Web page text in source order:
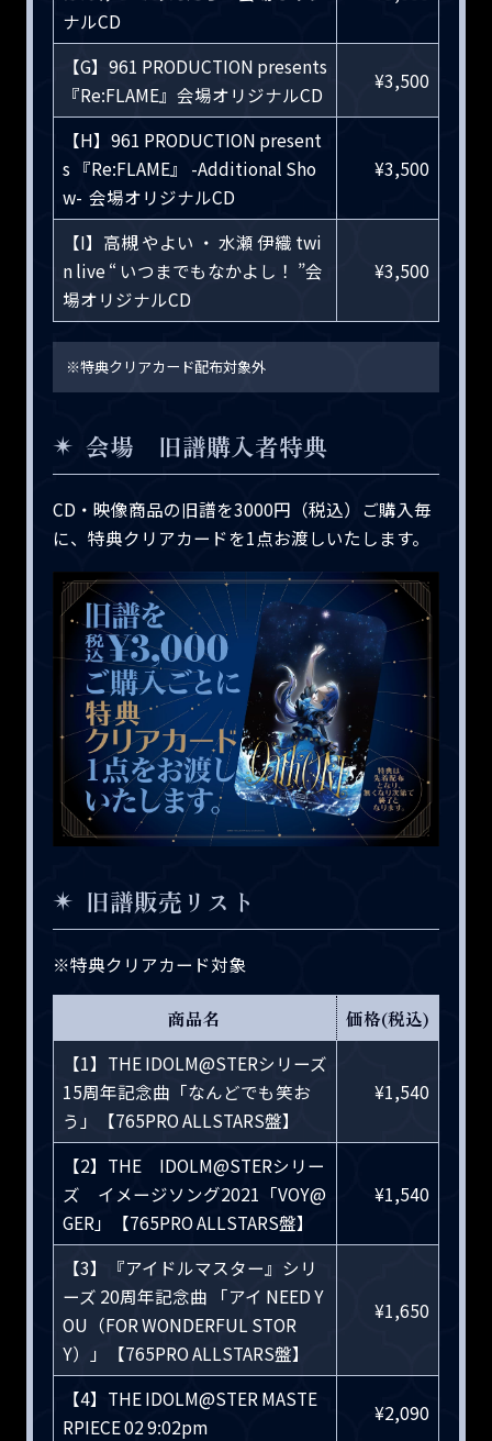
ナルCD
【G】961 PRODUCTION presents
『Re:FLAME』会場オリジナルCD
¥3,500
【H】961 PRODUCTION present
s 『Re:FLAME』 -Additional Sho
w- 会場オリジナルCD
¥3,500
【I】高槻 やよい ・ 水瀬 伊織 twi
n live “ いつまでもなかよし！ ”会
場オリジナルCD
¥3,500
※特典クリアカード配布対象外
会場 旧譜購入者特典
CD・映像商品の旧譜を3000円（税込）ご購入毎
に、特典クリアカードを1点お渡しいたします。
旧譜販売リスト
※特典クリアカード対象
商品名
価格(税込)
【1】THE IDOLM@STERシリーズ
15周年記念曲「なんどでも笑お
う」【765PRO ALLSTARS盤】
¥1,540
【2】THE IDOLM@STERシリー
ズ イメージソング2021「VOY@
GER」【765PRO ALLSTARS盤】
¥1,540
【3】『アイドルマスター』シリ
ーズ 20周年記念曲 「アイ NEED Y
OU（FOR WONDERFUL STOR
Y）」【765PRO ALLSTARS盤】
¥1,650
【4】THE IDOLM@STER MASTE
RPIECE 02 9:02pm
¥2,090